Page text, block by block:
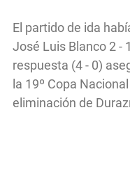
El partido de ida
José Luis Blanco 2 -
respuesta (4 - 0)
la 19º Copa
eliminación de